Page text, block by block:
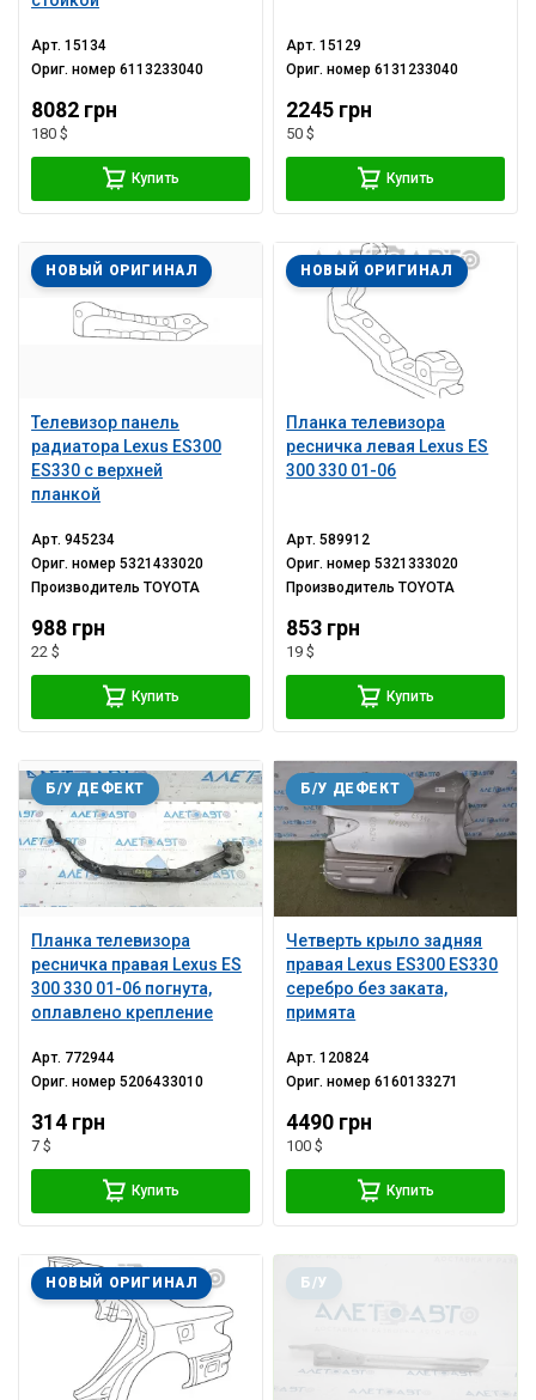
Арт.15134
Ориг. номер6113233040
8082 грн
180 $
Купить
Арт.15129
Ориг. номер6131233040
2245 грн
50 $
Купить
Телевизор панель
радиатора Lexus ES300
ES330 с верхней
планкой
НОВЫЙ ОРИГИНАЛ
Арт.945234
Ориг. номер5321433020
ПроизводительTOYOTA
988 грн
22 $
Купить
Планка телевизора
ресничка левая Lexus ES
300 330 01-06
НОВЫЙ ОРИГИНАЛ
Арт.589912
Ориг. номер5321333020
ПроизводительTOYOTA
853 грн
19 $
Купить
Планка телевизора
ресничка правая Lexus ES
300 330 01-06 погнута,
оплавлено крепление
Б/У ДЕФЕКТ
Арт. 772944
Ориг. номер5206433010
314 грн
7 $
Купить
Четверть крыло задняя
правая Lexus ES300 ES330
серебро без заката,
примята
Б/У ДЕФЕКТ
Арт.120824
Ориг. номер6160133271
4490 грн
100 $
Купить
НОВЫЙ ОРИГИНАЛ Б/У